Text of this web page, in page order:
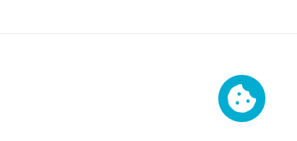
Cookies